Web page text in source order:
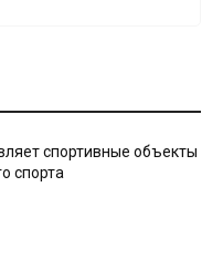
спортивные объекты
спорта